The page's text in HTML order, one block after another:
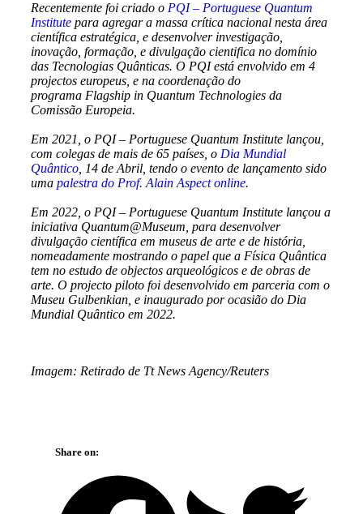
Recentemente foi criado o PQI – Portuguese Quantum
Institute para agregar a massa crítica nacional nesta área
científica estratégica, e desenvolver investigação,
inovação, formação, e divulgação cientifica no domínio
das Tecnologias Quânticas. O PQI está envolvido em 4
projectos europeus, e na coordenação do
programa Flagship in Quantum Technologies da
Comissão Europeia.
Em 2021, o PQI – Portuguese Quantum Institute lançou,
com colegas de mais de 65 países, o Dia Mundial
Quântico , 14 de Abril, tendo o evento de lançamento sido
uma palestra do Prof. Alain Aspect online.
Em 2022, o PQI – Portuguese Quantum Institute lançou a
iniciativa Quantum@Museum, para desenvolver
divulgação científica em museus de arte e de história,
nomeadamente mostrando o papel que a Física Quântica
tem no estudo de objectos arqueológicos e de obras de
arte. O projecto piloto foi desenvolvido em parceria com o
Museu Gulbenkian, e inaugurado por ocasião do Dia
Mundial Quântico em 2022.
Imagem: Retirado de Tt News Agency/Reuters
Share on: